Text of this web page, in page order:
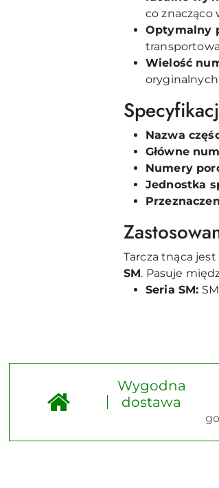
co znacząco
Optymalny
Wielość
Nazwa
Główne
Numery
Jednostka
Tarcza tnąca
SM. Pasuje
Seria SM:
Wygodna
dostawa